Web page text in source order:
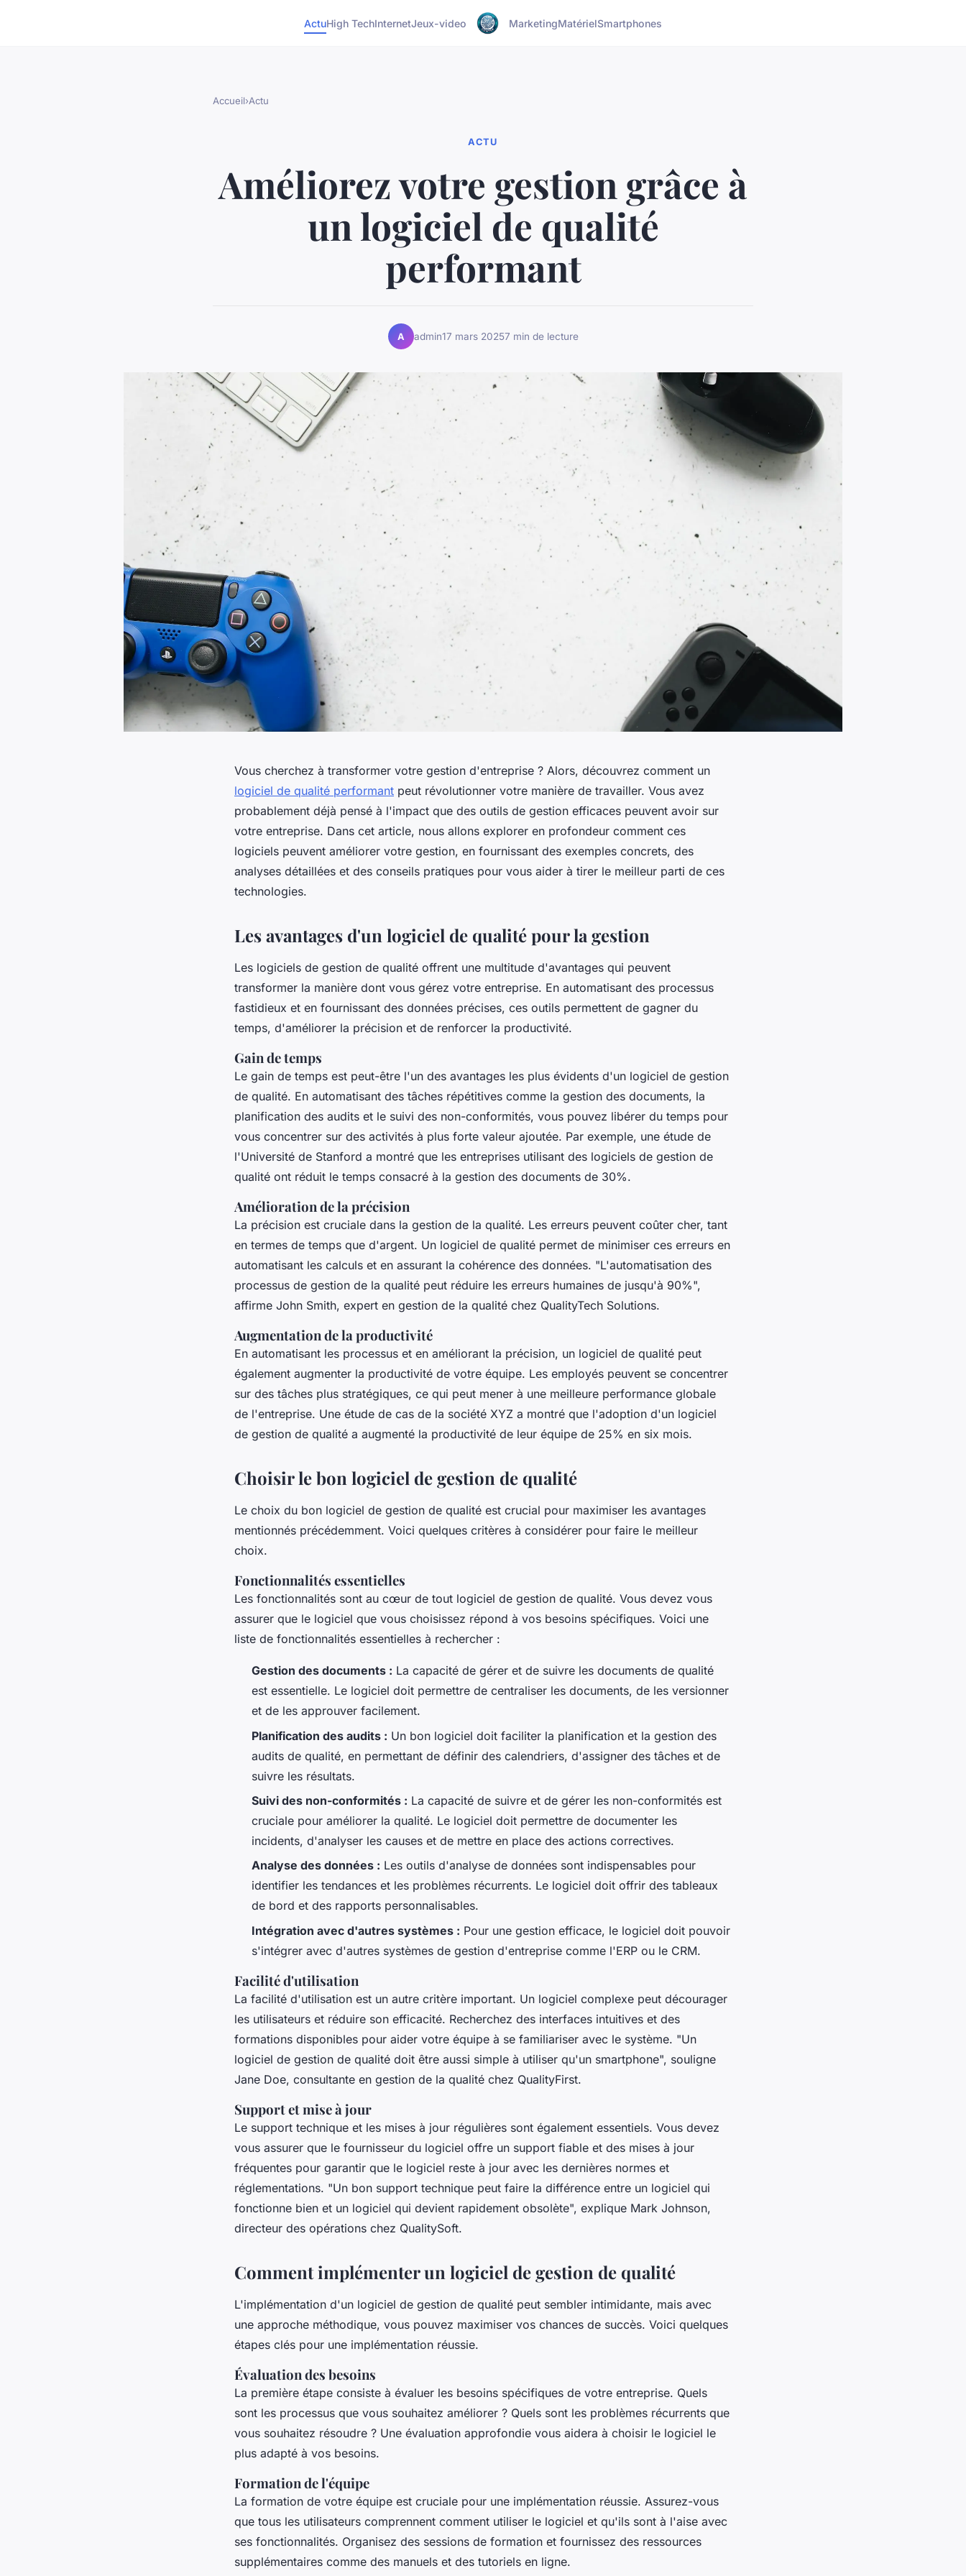
ActuHigh TechInternetJeux-video MarketingMatérielSmartphones
Accueil›Actu
ACTU
Améliorez votre gestion grâce à
un logiciel de qualité
performant
A admin17 mars 20257 min de lecture
Vous cherchez à transformer votre gestion d'entreprise ? Alors, découvrez comment un
logiciel de qualité performant peut révolutionner votre manière de travailler. Vous avez
probablement déjà pensé à l'impact que des outils de gestion efficaces peuvent avoir sur
votre entreprise. Dans cet article, nous allons explorer en profondeur comment ces
logiciels peuvent améliorer votre gestion, en fournissant des exemples concrets, des
analyses détaillées et des conseils pratiques pour vous aider à tirer le meilleur parti de ces
technologies.
Les avantages d'un logiciel de qualité pour la gestion
Les logiciels de gestion de qualité offrent une multitude d'avantages qui peuvent
transformer la manière dont vous gérez votre entreprise. En automatisant des processus
fastidieux et en fournissant des données précises, ces outils permettent de gagner du
temps, d'améliorer la précision et de renforcer la productivité.
Gain de temps
Le gain de temps est peut-être l'un des avantages les plus évidents d'un logiciel de gestion
de qualité. En automatisant des tâches répétitives comme la gestion des documents, la
planification des audits et le suivi des non-conformités, vous pouvez libérer du temps pour
vous concentrer sur des activités à plus forte valeur ajoutée. Par exemple, une étude de
l'Université de Stanford a montré que les entreprises utilisant des logiciels de gestion de
qualité ont réduit le temps consacré à la gestion des documents de 30%.
Amélioration de la précision
La précision est cruciale dans la gestion de la qualité. Les erreurs peuvent coûter cher, tant
en termes de temps que d'argent. Un logiciel de qualité permet de minimiser ces erreurs en
automatisant les calculs et en assurant la cohérence des données. "L'automatisation des
processus de gestion de la qualité peut réduire les erreurs humaines de jusqu'à 90%",
affirme John Smith, expert en gestion de la qualité chez QualityTech Solutions.
Augmentation de la productivité
En automatisant les processus et en améliorant la précision, un logiciel de qualité peut
également augmenter la productivité de votre équipe. Les employés peuvent se concentrer
sur des tâches plus stratégiques, ce qui peut mener à une meilleure performance globale
de l'entreprise. Une étude de cas de la société XYZ a montré que l'adoption d'un logiciel
de gestion de qualité a augmenté la productivité de leur équipe de 25% en six mois.
Choisir le bon logiciel de gestion de qualité
Le choix du bon logiciel de gestion de qualité est crucial pour maximiser les avantages
mentionnés précédemment. Voici quelques critères à considérer pour faire le meilleur
choix.
Fonctionnalités essentielles
Les fonctionnalités sont au cœur de tout logiciel de gestion de qualité. Vous devez vous
assurer que le logiciel que vous choisissez répond à vos besoins spécifiques. Voici une
liste de fonctionnalités essentielles à rechercher :
Gestion des documents : La capacité de gérer et de suivre les documents de qualité
est essentielle. Le logiciel doit permettre de centraliser les documents, de les versionner
et de les approuver facilement.
Planification des audits : Un bon logiciel doit faciliter la planification et la gestion des
audits de qualité, en permettant de définir des calendriers, d'assigner des tâches et de
suivre les résultats.
Suivi des non-conformités : La capacité de suivre et de gérer les non-conformités est
cruciale pour améliorer la qualité. Le logiciel doit permettre de documenter les
incidents, d'analyser les causes et de mettre en place des actions correctives.
Analyse des données : Les outils d'analyse de données sont indispensables pour
identifier les tendances et les problèmes récurrents. Le logiciel doit offrir des tableaux
de bord et des rapports personnalisables.
Intégration avec d'autres systèmes : Pour une gestion efficace, le logiciel doit pouvoir
s'intégrer avec d'autres systèmes de gestion d'entreprise comme l'ERP ou le CRM.
Facilité d'utilisation
La facilité d'utilisation est un autre critère important. Un logiciel complexe peut décourager
les utilisateurs et réduire son efficacité. Recherchez des interfaces intuitives et des
formations disponibles pour aider votre équipe à se familiariser avec le système. "Un
logiciel de gestion de qualité doit être aussi simple à utiliser qu'un smartphone", souligne
Jane Doe, consultante en gestion de la qualité chez QualityFirst.
Support et mise à jour
Le support technique et les mises à jour régulières sont également essentiels. Vous devez
vous assurer que le fournisseur du logiciel offre un support fiable et des mises à jour
fréquentes pour garantir que le logiciel reste à jour avec les dernières normes et
réglementations. "Un bon support technique peut faire la différence entre un logiciel qui
fonctionne bien et un logiciel qui devient rapidement obsolète", explique Mark Johnson,
directeur des opérations chez QualitySoft.
Comment implémenter un logiciel de gestion de qualité
L'implémentation d'un logiciel de gestion de qualité peut sembler intimidante, mais avec
une approche méthodique, vous pouvez maximiser vos chances de succès. Voici quelques
étapes clés pour une implémentation réussie.
Évaluation des besoins
La première étape consiste à évaluer les besoins spécifiques de votre entreprise. Quels
sont les processus que vous souhaitez améliorer ? Quels sont les problèmes récurrents que
vous souhaitez résoudre ? Une évaluation approfondie vous aidera à choisir le logiciel le
plus adapté à vos besoins.
Formation de l'équipe
La formation de votre équipe est cruciale pour une implémentation réussie. Assurez-vous
que tous les utilisateurs comprennent comment utiliser le logiciel et qu'ils sont à l'aise avec
ses fonctionnalités. Organisez des sessions de formation et fournissez des ressources
supplémentaires comme des manuels et des tutoriels en ligne.